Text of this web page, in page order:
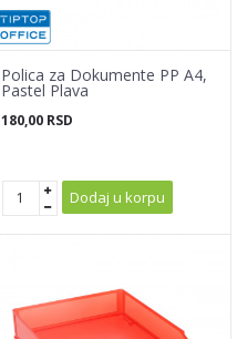
Polica za Dokumente PP A4,
Pastel Plava
180,00 RSD
Dodaj u korpu